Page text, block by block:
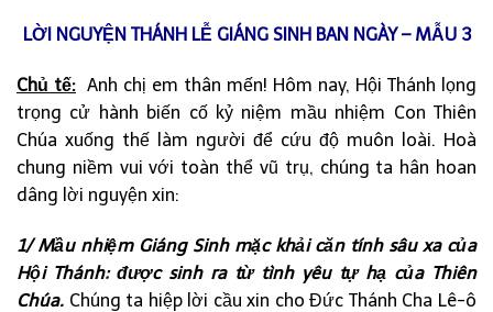
LỜI NGUYỆN THÁNH LỄ GIÁNG SINH BAN NGÀY – MẪU 3
Chủ tế: Anh chị em thân mến! Hôm nay, Hội Thánh lọng
trọng cử hành biến cố kỷ niệm mầu nhiệm Con Thiên
Chúa xuống thế làm người để cứu độ muôn loài. Hoà
chung niềm vui với toàn thể vũ trụ, chúng ta hân hoan
dâng lời nguyện xin:
1/ Mầu nhiệm Giáng Sinh mặc khải căn tính sâu xa của
Hội Thánh: được sinh ra từ tình yêu tự hạ của Thiên
Chúa. Chúng ta hiệp lời cầu xin cho Đức Thánh Cha Lê-ô